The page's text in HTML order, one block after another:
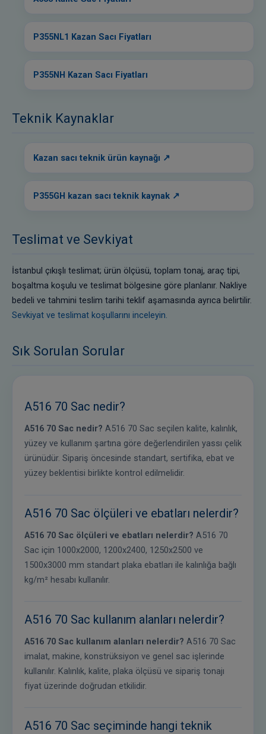
P355NL1 Kazan Sacı Fiyatları
P355NH Kazan Sacı Fiyatları
Teknik Kaynaklar
Kazan sacı teknik ürün kaynağı
P355GH kazan sacı teknik kaynak
Teslimat ve Sevkiyat
İstanbul çıkışlı teslimat; ürün ölçüsü, toplam tonaj, araç tipi,
boşaltma koşulu ve teslimat bölgesine göre planlanır. Nakliye
bedeli ve tahmini teslim tarihi teklif aşamasında ayrıca belirtilir.
Sevkiyat ve teslimat koşullarını inceleyin.
Sık Sorulan Sorular
A516 70 Sac nedir?
A516 70 Sac nedir? A516 70 Sac seçilen kalite, kalınlık,
yüzey ve kullanım şartına göre değerlendirilen yassı çelik
ürünüdür. Sipariş öncesinde standart, sertifika, ebat ve
yüzey beklentisi birlikte kontrol edilmelidir.
A516 70 Sac ölçüleri ve ebatları nelerdir?
A516 70 Sac ölçüleri ve ebatları nelerdir? A516 70
Sac için 1000x2000, 1200x2400, 1250x2500 ve
1500x3000 mm standart plaka ebatları ile kalınlığa bağlı
kg/m² hesabı kullanılır.
A516 70 Sac kullanım alanları nelerdir?
A516 70 Sac kullanım alanları nelerdir? A516 70 Sac
imalat, makine, konstrüksiyon ve genel sac işlerinde
kullanılır. Kalınlık, kalite, plaka ölçüsü ve sipariş tonajı
fiyat üzerinde doğrudan etkilidir.
A516 70 Sac seçiminde hangi teknik